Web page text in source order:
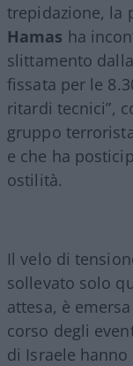
trepidazione, la
Hamas ha
slittamento
fissata per le
ritardi tecnici”,
gruppo
e che ha
ostilità.
Il velo di
sollevato solo
attesa, è
corso degli
di Israele